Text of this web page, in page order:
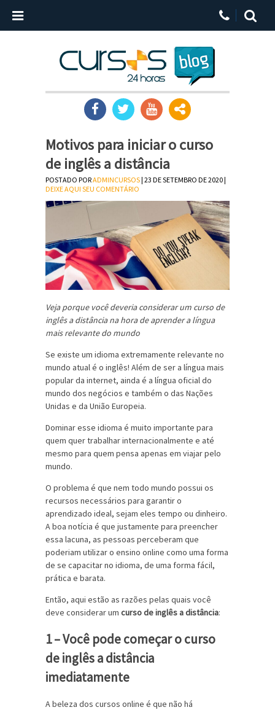
Motivos para iniciar o curso
de inglês a distância
POSTADO PORADMINCURSOS| 23 DE SETEMBRO DE 2020 |
DEIXE AQUI SEU COMENTÁRIO
Veja porque você deveria considerar um curso de
inglês a distância na hora de aprender a língua
mais relevante do mundo
Se existe um idioma extremamente relevante no
mundo atual é o inglês! Além de ser a língua mais
popular da internet, ainda é a língua oficial do
mundo dos negócios e também o das Nações
Unidas e da União Europeia.
Dominar esse idioma é muito importante para
quem quer trabalhar internacionalmente e até
mesmo para quem pensa apenas em viajar pelo
mundo.
O problema é que nem todo mundo possui os
recursos necessários para garantir o
aprendizado ideal, sejam eles tempo ou dinheiro.
A boa notícia é que justamente para preencher
essa lacuna, as pessoas perceberam que
poderiam utilizar o ensino online como uma forma
de se capacitar no idioma, de uma forma fácil,
prática e barata.
Então, aqui estão as razões pelas quais você
deve considerar um curso de inglês a distância:
1 – Você pode começar o curso
de inglês a distância
imediatamente
A beleza dos cursos online é que não há